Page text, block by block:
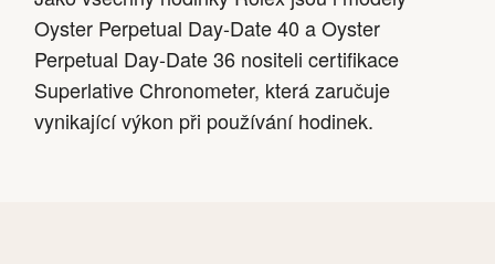
Oyster Perpetual Day-Date 40 a Oyster
Perpetual Day-Date 36 nositeli certifikace
Superlative Chronometer, která zaručuje
vynikající výkon při používání hodinek.